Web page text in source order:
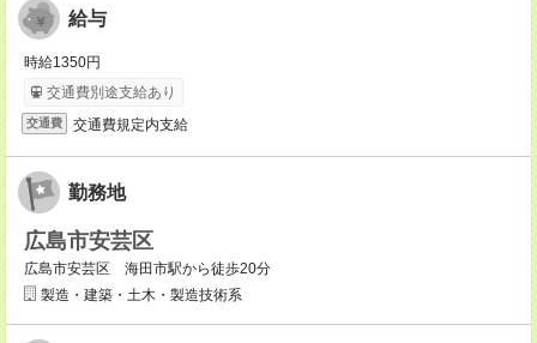
給与
時給1350円
交通費別途支給あり
交通費 交通費規定内支給
勤務地
広島市安芸区
広島市安芸区 海田市駅から徒歩20分
製造・建築・土木・製造技術系